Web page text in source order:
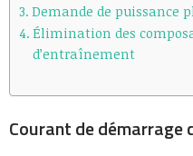
Demande de puissance
Élimination des
d’entraînement
Courant de démarrage